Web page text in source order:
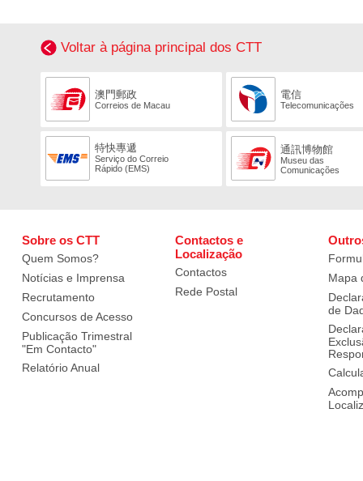
Voltar à página principal dos CTT
澳門郵政
Correios de Macau
電信
Telecomunicações
特快專遞
Serviço do Correio
Rápido (EMS)
通訊博物館
Museu das
Comunicações
Sobre os CTT
Quem Somos?
Notícias e Imprensa
Recrutamento
Concursos de Acesso
Publicação Trimestral
"Em Contacto"
Relatório Anual
Contactos e
Localização
Contactos
Rede Postal
Mapa
de